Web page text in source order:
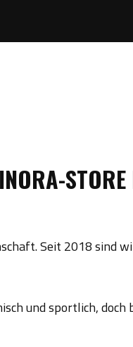
Seit 2018 sind
und sportlich,